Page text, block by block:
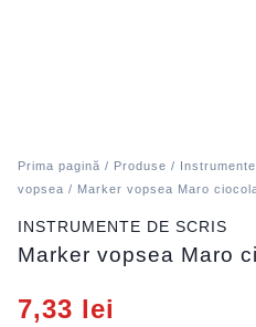
Prima pagină / Produse /
vopsea / Marker vopsea Maro
INSTRUMENTE DE SCRIS
Marker vopsea Maro
7,33 lei